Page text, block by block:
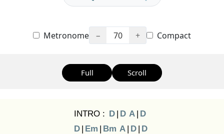
Metronome − 70 + Compact
Full Scroll
INTRO : D | D A | D
D | Em | Bm A | D | D